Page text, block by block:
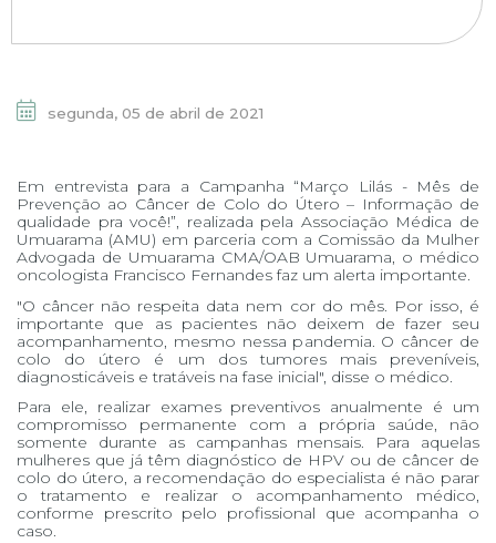
segunda, 05 de abril de 2021
Em entrevista para a Campanha “Março Lilás - Mês de
Prevenção ao Câncer de Colo do Útero – Informação de
qualidade pra você!”, realizada pela Associação Médica de
Umuarama (AMU) em parceria com a Comissão da Mulher
Advogada de Umuarama CMA/OAB Umuarama, o médico
oncologista Francisco Fernandes faz um alerta importante.
"O câncer não respeita data nem cor do mês. Por isso, é
importante que as pacientes não deixem de fazer seu
acompanhamento, mesmo nessa pandemia. O câncer de
colo do útero é um dos tumores mais preveníveis,
diagnosticáveis e tratáveis na fase inicial", disse o médico.
Para ele, realizar exames preventivos anualmente é um
compromisso permanente com a própria saúde, não
somente durante as campanhas mensais. Para aquelas
mulheres que já têm diagnóstico de HPV ou de câncer de
colo do útero, a recomendação do especialista é não parar
o tratamento e realizar o acompanhamento médico,
conforme prescrito pelo profissional que acompanha o
caso.